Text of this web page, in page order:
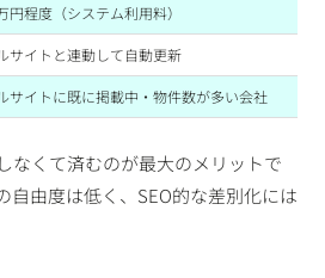
円程度（システム利用料）
サイトと連動して自動更新
サイトに既に掲載中・物件数が多い会社
なくて済むのが最大のメリットで
自由度は低く、SEO的な差別化には